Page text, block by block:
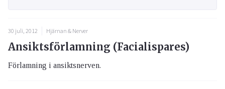
30 juli, 2012 Hjärnan & Nerver
Ansiktsförlamning (Facialispares)
Förlamning i ansiktsnerven.